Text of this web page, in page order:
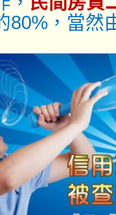
80%，當然